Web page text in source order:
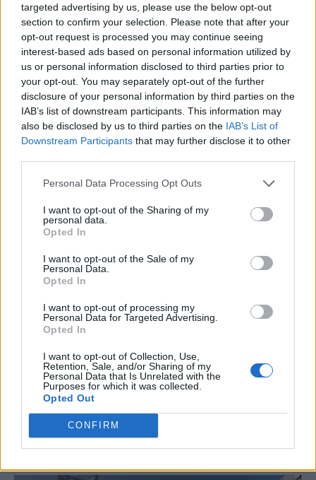
targeted advertising by us, please use the below opt-out
section to confirm your selection. Please note that after your
opt-out request is processed you may continue seeing
interest-based ads based on personal information utilized by
us or personal information disclosed to third parties prior to
your opt-out. You may separately opt-out of the further
disclosure of your personal information by third parties on the
IAB’s list of downstream participants. This information may
also be disclosed by us to third parties on the IAB’s List of
Downstream Participants that may further disclose it to other
Personal Data Processing Opt Outs
I want to opt-out of the Sharing of my
personal data.
Opted In
I want to opt-out of the Sale of my
Personal Data.
Opted In
I want to opt-out of processing my
Personal Data for Targeted Advertising.
Opted In
I want to opt-out of Collection, Use,
Retention, Sale, and/or Sharing of my
Personal Data that Is Unrelated with the
Purposes for which it was collected.
Opted Out
CONFIRM